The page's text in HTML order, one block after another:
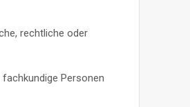
rechtliche oder
Personen